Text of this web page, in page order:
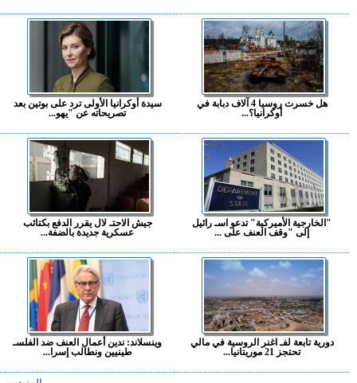
هل خسرت روسيا 4 آلاف دبابة في
أوكرانيا؟...
سيدة أوكرانيا الأولى ترد على بوتين بعد
تصريحاته عن "يهو...
"الخارجية الأميركية" تدعو اسـ رائيل
إلى "وقف العنف على ...
جيش الاحتـ لال يقرر الدفع بكتائب
عسكرية جديدة بالضفة...
دورية تابعة لفـ اغنر الروسية في مالي
تحتجز 21 موريتانيا...
وينسلاند: ندين أعمال العنف ضد الفلسـ
طينيين ونطالب إسرا...